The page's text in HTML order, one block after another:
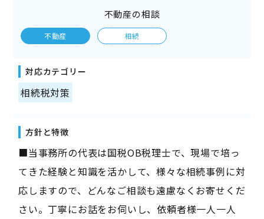
不動産の相談
不動産 相続
対応カテゴリー
相続税対策
方針と特徴
■当事務所の代表は国税OB税理士で、現場で培っ
てきた経験と知識を活かして、様々な相続事例に対
応しますので、どんなご相談も遠慮なくお寄せくだ
さい。丁寧にお話をお伺いし、依頼者様一人一人